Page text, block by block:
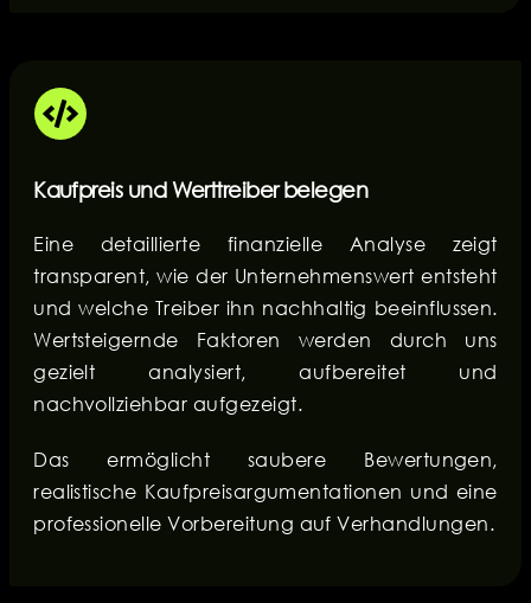
Kaufpreis und Werttreiber belegen
Eine detaillierte finanzielle Analyse zeigt
transparent, wie der Unternehmenswert entsteht
und welche Treiber ihn nachhaltig beeinflussen.
Wertsteigernde Faktoren werden durch uns
gezielt analysiert, aufbereitet und
nachvollziehbar aufgezeigt.
Das ermöglicht saubere Bewertungen,
realistische Kaufpreisargumentationen und eine
professionelle Vorbereitung auf Verhandlungen.